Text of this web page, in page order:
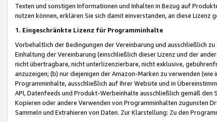
Texten und sonstigen Informationen und Inhalten in Bezug auf
nutzen können, erklären Sie sich damit einverstanden, an diese Lizenz
1. Eingeschränkte Lizenz für Programminhalte
Vorbehaltlich der Bedingungen der Vereinbarung und ausschließlich
Einhaltung der Vereinbarung (einschließlich dieser Lizenz und der
nicht übertragbare, nicht unterlizenzierbare, nicht exklusive,
anzuzeigen; (b) nur diejenigen der Amazon-Marken zu verwenden
Programminhalte, ausschließlich auf Ihrer Website und in
API, Datenfeeds und Produkt-Werbeinhalte ausschließlich gemäß
Kopieren oder andere Verwenden von Programminhalten zugunsten
Sammeln und Extrahieren von Daten. Zur Klarstellung: Zu den